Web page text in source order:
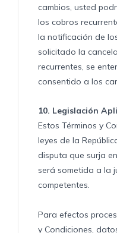
cambios, usted
los cobros
la notificación de
solicitado la
recurrentes, se
consentido a los
10. Legislación
Estos Términos y
leyes de la
disputa que surja
será sometida a la
competentes.
Para efectos
y Condiciones,